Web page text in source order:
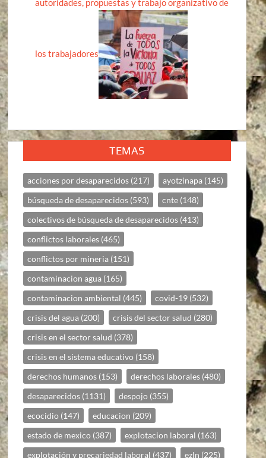
autoridades, propuestas y trabajo organizativo de
los trabajadores
TEMAS
acciones por desaparecidos (217) ayotzinapa (145)
búsqueda de desaparecidos (593) cnte (148)
colectivos de búsqueda de desaparecidos (413)
conflictos laborales (465)
conflictos por mineria (151)
contaminacion agua (165)
contaminacion ambiental (445) covid-19 (532)
crisis del agua (200) crisis del sector salud (280)
crisis en el sector salud (378)
crisis en el sistema educativo (158)
derechos humanos (153) derechos laborales (480)
desaparecidos (1131) despojo (355)
ecocidio (147) educacion (209)
estado de mexico (387) explotacion laboral (163)
explotación y precariedad laboral (437) ezln (225)